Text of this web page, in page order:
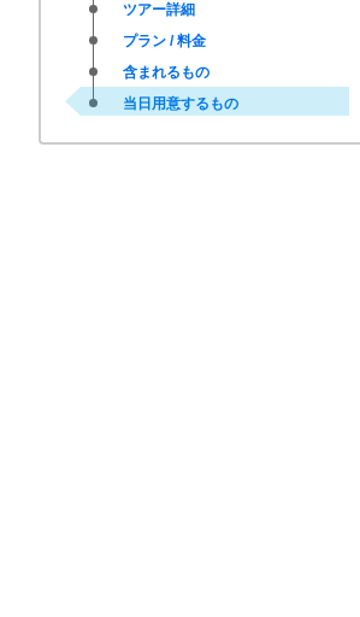
ツアー詳細
プラン / 料金
含まれるもの
当日用意するもの